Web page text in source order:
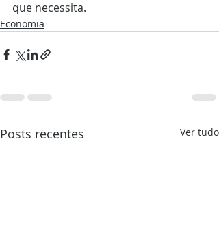
que necessita.
Economia
Posts recentes Ver tudo